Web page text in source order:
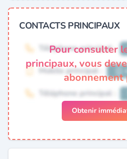
CONTACTS PRINCIPAUX
Pour consulter
principaux, vous
abonnement
Obtenir